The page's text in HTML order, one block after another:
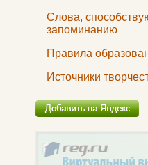
Слова,
запоминанию
Правила
Источники